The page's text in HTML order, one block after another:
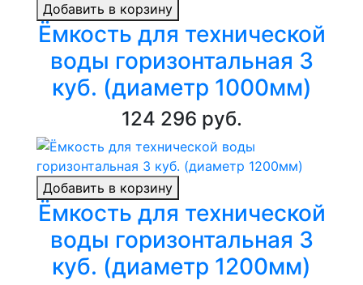
Добавить в корзину
Ёмкость для технической
воды горизонтальная 3
куб. (диаметр 1000мм)
124 296 руб.
Добавить в корзину
Ёмкость для технической
воды горизонтальная 3
куб. (диаметр 1200мм)